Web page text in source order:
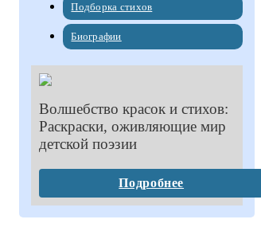
Подборка стихов
Биографии
Волшебство красок и стихов:
Раскраски, оживляющие мир
детской поэзии
Подробнее